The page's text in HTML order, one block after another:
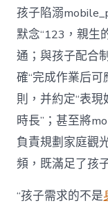
孩子陷溺
默念“123，親生
通；與孩子配合
確“完成作業后可
則，并約定“表
時長”；甚至將
負責規劃家庭觀
頻，既滿足了孩
“孩子需求的不是